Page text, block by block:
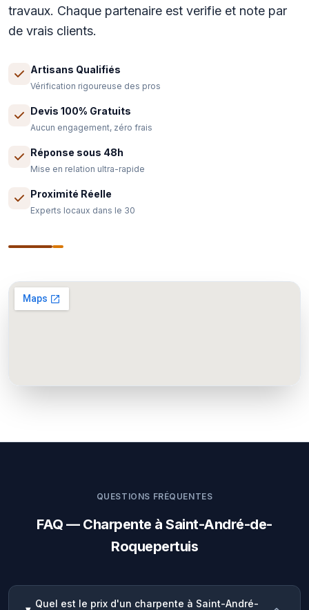
travaux. Chaque partenaire est verifie et note par
de vrais clients.
Artisans Qualifiés
Vérification rigoureuse des pros
Devis 100% Gratuits
Aucun engagement, zéro frais
Réponse sous 48h
Mise en relation ultra-rapide
Proximité Réelle
Experts locaux dans le 30
QUESTIONS FRÉQUENTES
FAQ — Charpente à Saint-André-de-
Roquepertuis
Quel est le prix d'un charpente à Saint-André-